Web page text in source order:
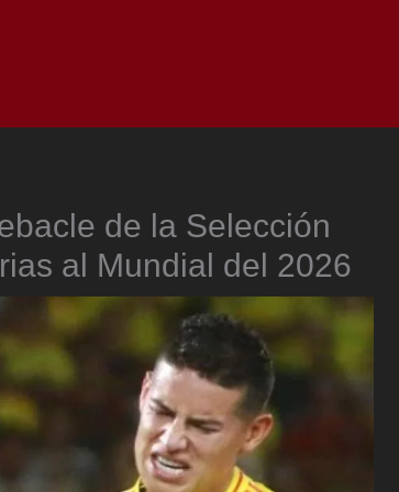
de la Selección
al Mundial del 2026